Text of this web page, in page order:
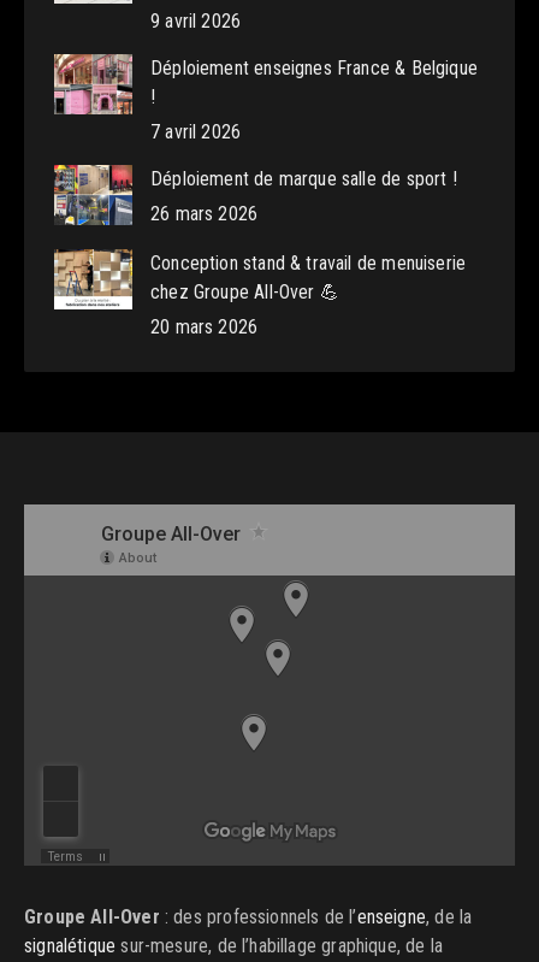
9 avril 2026
Déploiement enseignes France & Belgique
!
7 avril 2026
Déploiement de marque salle de sport !
26 mars 2026
Conception stand & travail de menuiserie
chez Groupe All-Over 💪
20 mars 2026
Groupe All-Over : des professionnels de l’enseigne, de la
signalétique sur-mesure, de l’habillage graphique, de la